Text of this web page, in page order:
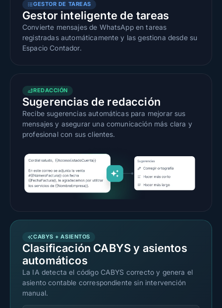
GESTOR DE TAREAS
Gestor inteligente de tareas
Convierte mensajes de WhatsApp en tareas
registradas automáticamente y las gestiona desde su
Espacio Contador.
REDACCIÓN
Sugerencias de redacción
Recibe sugerencias automáticas para mejorar sus
mensajes y asegurar una comunicación más clara y
profesional con sus clientes.
CABYS + ASIENTOS
Clasificación CABYS y asientos
automáticos
La IA detecta el código CABYS correcto y genera el
asiento contable correspondiente sin intervención
manual.